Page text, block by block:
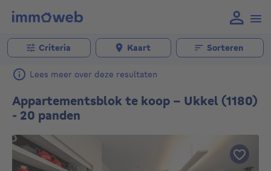
Criteria Kaart Sorteren
Lees meer over deze resultaten
Appartementsblok te koop - Ukkel (1180)
- 20 panden